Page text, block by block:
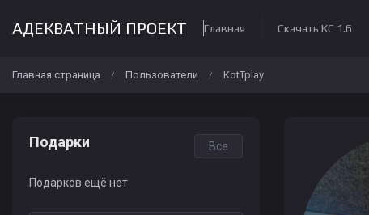
АДЕКВАТНЫЙ ПРОЕКТ Главная Скачать КС 1.6
Главная страница / Пользователи / KotTplay
Подарки Все
Подарков ещё нет